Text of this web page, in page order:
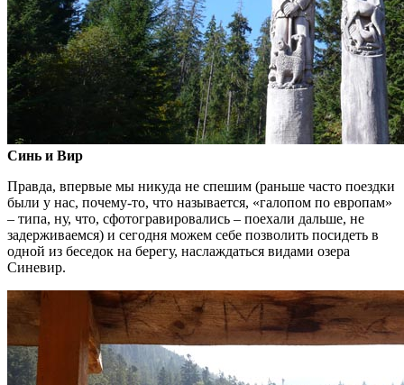
Синь и Вир
Правда, впервые мы никуда не спешим (раньше часто поездки
были у нас, почему-то, что называется, «галопом по европам»
– типа, ну, что, сфотогравировались – поехали дальше, не
задерживаемся) и сегодня можем себе позволить посидеть в
одной из беседок на берегу, наслаждаться видами озера
Синевир.